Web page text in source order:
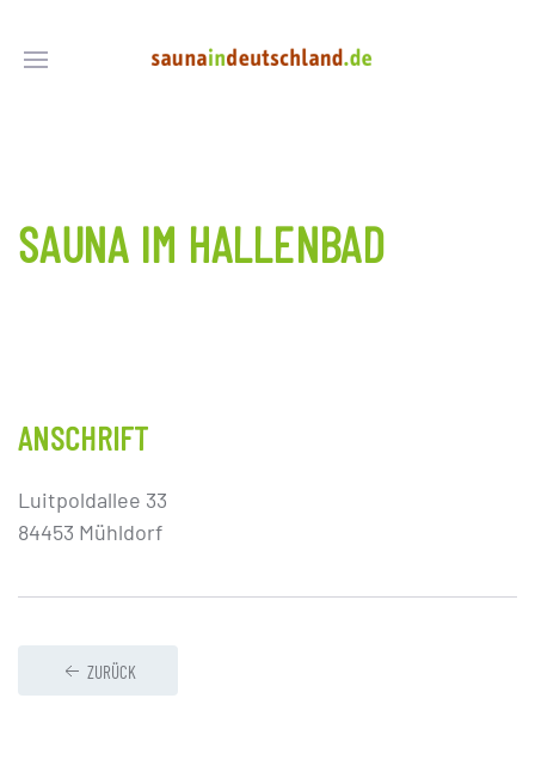
SAUNA IM HALLENBAD
ANSCHRIFT
Luitpoldallee 33
84453 Mühldorf
ZURÜCK